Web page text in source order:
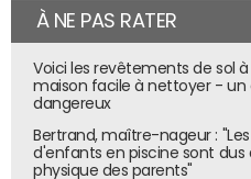
À NE PAS RATER
Voici les revêtements de sol
maison facile à nettoyer - un
dangereux
Bertrand, maître-nageur :
d'enfants en piscine sont
physique des parents"